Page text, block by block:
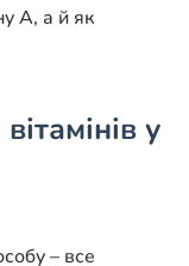
А, а й як
у
– все